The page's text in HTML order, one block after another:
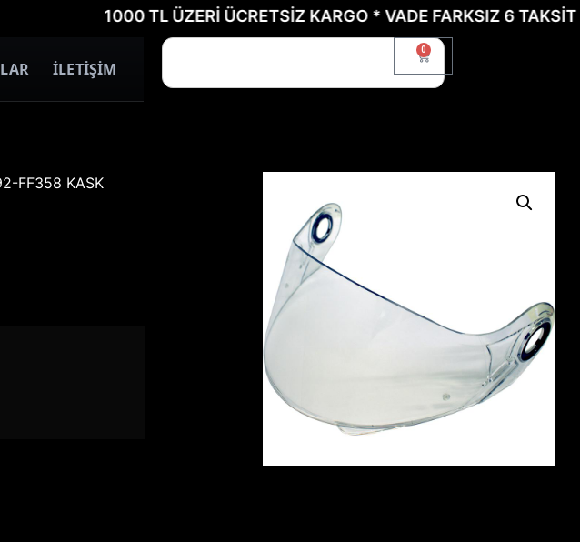
1000 TL ÜZERİ ÜCRETSİZ KARGO * VADE FARKSIZ 6 TAKSİT İÇİN
İLETİŞİM
0
FF358 KASK